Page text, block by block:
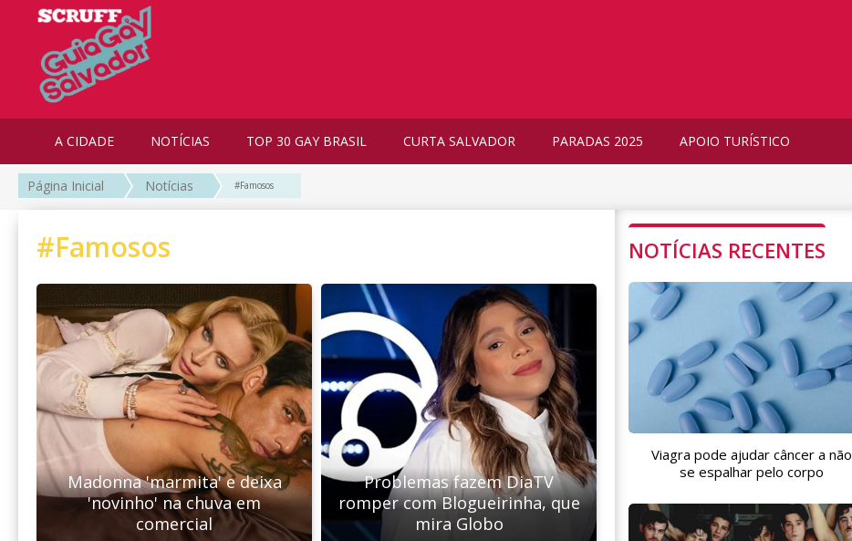
A CIDADE NOTÍCIAS TOP 30 GAY BRASIL CURTA SALVADOR PARADAS 2025 APOIO TURÍSTICO
Página Inicial Notícias #Famosos
#Famosos
Madonna 'marmita' e deixa
'novinho' na chuva em
comercial
Problemas fazem DiaTV
romper com Blogueirinha, que
mira Globo
NOTÍCIAS RECENTES
Viagra pode ajudar câncer a não
se espalhar pelo corpo